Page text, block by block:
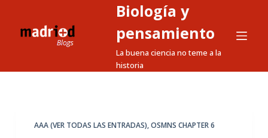
a
Biología y
pensamiento
La buena ciencia no teme a la
historia
AAA (VER TODAS LAS ENTRADAS),OSMNS CHAPTER 6